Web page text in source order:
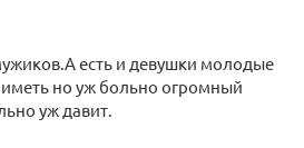
есть и девушки молодые
но уж больно огромный
уж давит.